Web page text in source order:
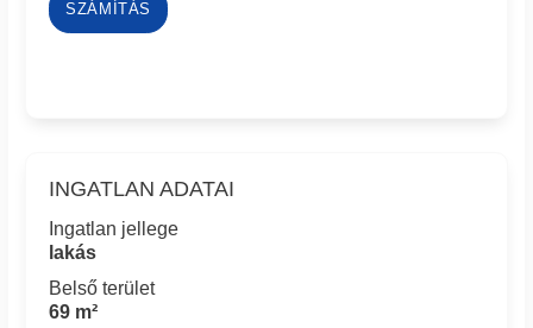
SZÁMÍTÁS
INGATLAN ADATAI
Ingatlan jellege
lakás
Belső terület
69 m²